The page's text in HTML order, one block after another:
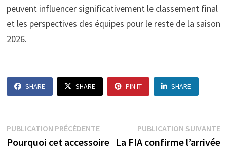
peuvent influencer significativement le classement final
et les perspectives des équipes pour le reste de la saison
2026.
SHARE SHARE PIN IT SHARE
Navigation
PUBLICATION PRÉCÉDENTEPublication
précédente :
Pourquoi cet accessoire
PUBLICATION SUIVANTE
La FIA confirme l’arrivée